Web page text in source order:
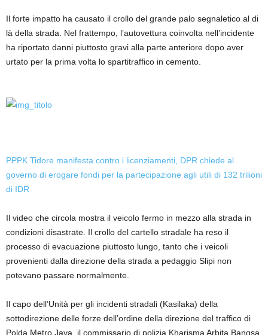
Il forte impatto ha causato il crollo del grande palo segnaletico al di
là della strada. Nel frattempo, l’autovettura coinvolta nell’incidente
ha riportato danni piuttosto gravi alla parte anteriore dopo aver
urtato per la prima volta lo spartitraffico in cemento.
PPPK Tidore manifesta contro i licenziamenti, DPR chiede al
governo di erogare fondi per la partecipazione agli utili di 132 trilioni
di IDR
Il video che circola mostra il veicolo fermo in mezzo alla strada in
condizioni disastrate. Il crollo del cartello stradale ha reso il
processo di evacuazione piuttosto lungo, tanto che i veicoli
provenienti dalla direzione della strada a pedaggio Slipi non
potevano passare normalmente.
Il capo dell’Unità per gli incidenti stradali (Kasilaka) della
sottodirezione delle forze dell’ordine della direzione del traffico di
Polda Metro Jaya, il commissario di polizia Kharisma Arbita Bangsa,